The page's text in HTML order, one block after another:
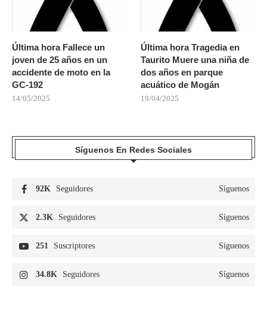
Última hora Fallece un
joven de 25 años en un
accidente de moto en la
GC-192
14/05/2025
Última hora Tragedia en
Taurito Muere una niña de
dos años en parque
acuático de Mogán
19/04/2025
Síguenos En Redes Sociales
92K Seguidores Síguenos
2.3K Seguidores Síguenos
251 Suscriptores Síguenos
34.8K Seguidores Síguenos